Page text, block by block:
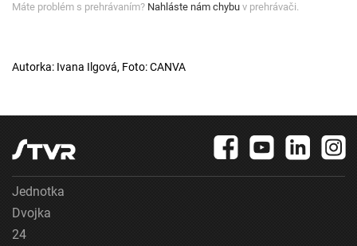
Máte problém s prehrávaním? Nahláste nám chybu v prehrávači.
Autorka: Ivana Ilgová, Foto: CANVA
Jednotka
Dvojka
24